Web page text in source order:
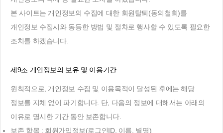
본 사이트는 개인정보의 수집에 대한 회원탈퇴(동의철회)를
개인정보 수집시와 동등한 방법 및 절차로 행사할 수 있도록 필요한
조치를 하겠습니다.
제9조 개인정보의 보유 및 이용기간
원칙적으로, 개인정보 수집 및 이용목적이 달성된 후에는 해당
정보를 지체 없이 파기합니다. 단, 다음의 정보에 대해서는 아래의
이유로 명시한 기간 동안 보존합니다.
보존 항목 : 회원가입정보(로그인ID, 이름, 별명)